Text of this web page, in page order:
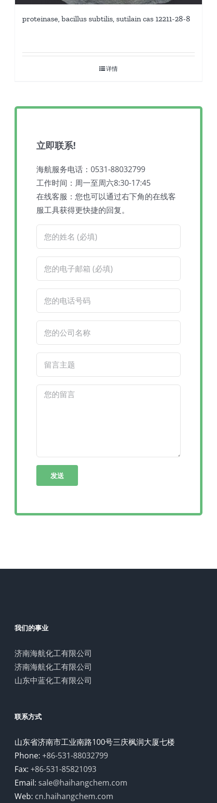
proteinase, bacillus subtilis, sutilain cas 12211-28-8
详情
立即联系!
海航服务电话：0531-88032799
工作时间：周一至周六8:30-17:45
在线客服：您也可以通过右下角的在线客
服工具获得更快捷的回复。
我们的事业
济南海航化工有限公司
济南海航化工有限公司
山东中蓝化工有限公司
联系方式
山东省济南市工业南路100号三庆枫润大厦七楼
Phone: +86-531-88032799
Fax: +86-531-85821093
Email: sale@haihangchem.com
Web: cn.haihangchem.com